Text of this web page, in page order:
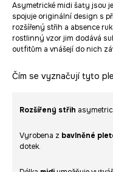
Asymetrické midi šaty jsou
spojuje originální design s
rozšířený střih a absence
rostlinný vzor jim dodává
outfitům a vnášejí do nich
Čím se vyznačují tyto
Rozšířený střih
Vyrobena z bavlněné
dotek.